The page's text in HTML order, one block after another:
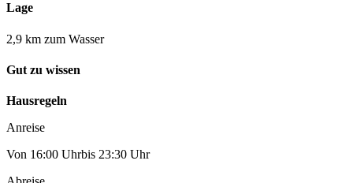
Lage
2,9 km zum Wasser
Gut zu wissen
Hausregeln
Anreise
Von 16:00 Uhrbis 23:30 Uhr